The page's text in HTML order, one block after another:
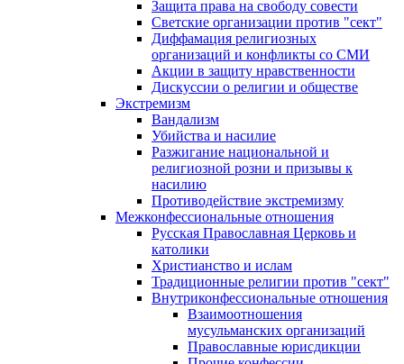
Защита права на свободу совести
Светские организации против "сект"
Диффамация религиозных
организаций и конфликты со СМИ
Акции в защиту нравственности
Дискуссии о религии и обществе
Экстремизм
Вандализм
Убийства и насилие
Разжигание национальной и
религиозной розни и призывы к
насилию
Противодействие экстремизму
Межконфессиональные отношения
Русская Православная Церковь и
католики
Христианство и ислам
Традиционные религии против "сект"
Внутриконфессиональные отношения
Взаимоотношения
мусульманских организаций
Православные юрисдикции